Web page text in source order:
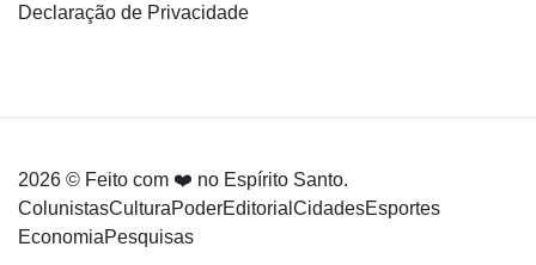
Declaração de Privacidade
2026 © Feito com ❤️ no Espírito Santo.
ColunistasCulturaPoderEditorial CidadesEsportes
EconomiaPesquisas